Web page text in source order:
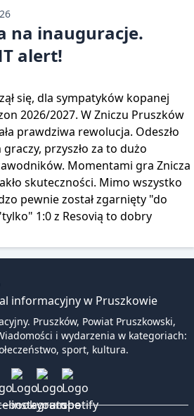
na inauguracje.
alert!
się, dla sympatyków kopanej
2026/2027. W Zniczu Pruszków
prawdziwa rewolucja. Odeszło
przyszło za to dużo
Momentami gra Znicza
skuteczności. Mimo wszystko
pewnie został zgarnięty "do
1:0 z Resovią to dobry
informacyjny w Pruszkowie
Pruszków, Powiat Pruszkowski,
i wydarzenia w kategoriach:
sport, kultura.